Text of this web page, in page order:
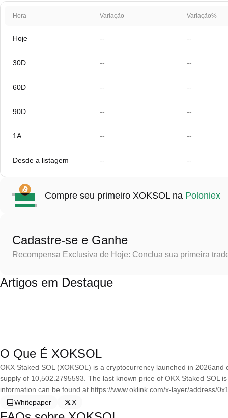
Hora Variação Variação%
Hoje -- --
30D -- --
60D -- --
90D -- --
1A -- --
Desde a listagem -- --
Compre seu primeiro XOKSOL na Poloniex
Cadastre-se e Ganhe
Recompensa Exclusiva de Hoje: Conclua sua primeira
Artigos em Destaque
O Que É XOKSOL
OKX Staked SOL (XOKSOL) is a cryptocurrency launched in
supply of 10,502.2795593. The last known price of OKX Staked SOL
information can be found at https://www.oklink.com/x-layer/address/
Whitepaper
X